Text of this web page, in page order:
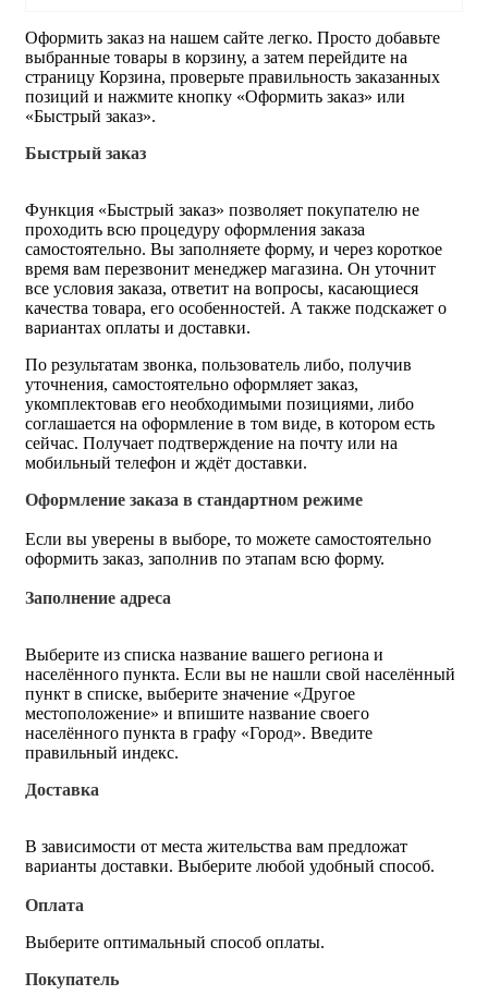
Оформить заказ на нашем сайте легко. Просто добавьте
выбранные товары в корзину, а затем перейдите на
страницу Корзина, проверьте правильность заказанных
позиций и нажмите кнопку «Оформить заказ» или
«Быстрый заказ».
Быстрый заказ
Функция «Быстрый заказ» позволяет покупателю не
проходить всю процедуру оформления заказа
самостоятельно. Вы заполняете форму, и через короткое
время вам перезвонит менеджер магазина. Он уточнит
все условия заказа, ответит на вопросы, касающиеся
качества товара, его особенностей. А также подскажет о
вариантах оплаты и доставки.
По результатам звонка, пользователь либо, получив
уточнения, самостоятельно оформляет заказ,
укомплектовав его необходимыми позициями, либо
соглашается на оформление в том виде, в котором есть
сейчас. Получает подтверждение на почту или на
мобильный телефон и ждёт доставки.
Оформление заказа в стандартном режиме
Если вы уверены в выборе, то можете самостоятельно
оформить заказ, заполнив по этапам всю форму.
Заполнение адреса
Выберите из списка название вашего региона и
населённого пункта. Если вы не нашли свой населённый
пункт в списке, выберите значение «Другое
местоположение» и впишите название своего
населённого пункта в графу «Город». Введите
правильный индекс.
Доставка
В зависимости от места жительства вам предложат
варианты доставки. Выберите любой удобный способ.
Оплата
Выберите оптимальный способ оплаты.
Покупатель